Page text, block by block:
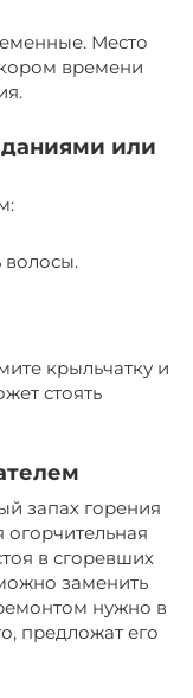
Место
времени
или
волосы.
крыльчатку и
стоять
запах горения
огорчительная
в сгоревших
заменить
нужно в
предложат его